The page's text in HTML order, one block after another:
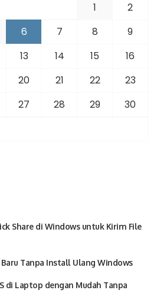
1
2
6 7 8
9
13 14 15
16
20 21 22
23
27 28 29
30
Share di Windows untuk Kirim File
Baru Tanpa Install Ulang Windows
di Laptop dengan Mudah Tanpa